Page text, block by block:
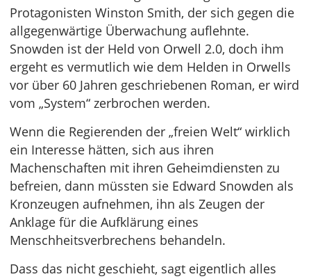
Protagonisten Winston Smith, der sich gegen die
allgegenwärtige Überwachung auflehnte.
Snowden ist der Held von Orwell 2.0, doch ihm
ergeht es vermutlich wie dem Helden in Orwells
vor über 60 Jahren geschriebenen Roman, er wird
vom „System“ zerbrochen werden.
Wenn die Regierenden der „freien Welt“ wirklich
ein Interesse hätten, sich aus ihren
Machenschaften mit ihren Geheimdiensten zu
befreien, dann müssten sie Edward Snowden als
Kronzeugen aufnehmen, ihn als Zeugen der
Anklage für die Aufklärung eines
Menschheitsverbrechens behandeln.
Dass das nicht geschieht, sagt eigentlich alles